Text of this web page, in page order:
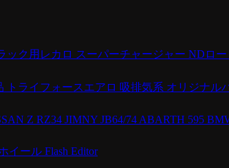
ック用レカロ スーパーチャージャー NDロー
トライフォースエアロ 吸排気系 オリジナル
Z RZ34 JIMNY JB64/74 ABARTH 595
イール Flash Editor